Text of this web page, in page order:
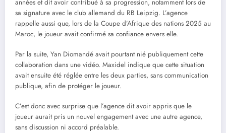
années et dit avoir contribué à sa progression, notamment lors de
sa signature avec le club allemand du RB Leipzig. L’agence
rappelle aussi que, lors de la Coupe d’Afrique des nations 2025 au
Maroc, le joueur avait confirmé sa confiance envers elle.
Par la suite, Yan Diomandé avait pourtant nié publiquement cette
collaboration dans une vidéo. Maxidel indique que cette situation
avait ensuite été réglée entre les deux parties, sans communication
publique, afin de protéger le joueur.
C’est donc avec surprise que l’agence dit avoir appris que le
joueur aurait pris un nouvel engagement avec une autre agence,
sans discussion ni accord préalable.